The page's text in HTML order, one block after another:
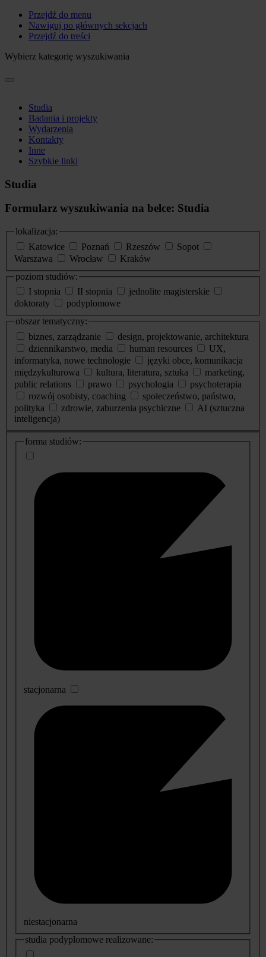
Przejdź do menu
Nawiguj po głównych sekcjach
Przejdź do treści
Wybierz kategorię wyszukiwania
Studia
Badania i projekty
Wydarzenia
Kontakty
Inne
Szybkie linki
Studia
Formularz wyszukiwania na belce: Studia
lokalizacja:
Katowice
Poznań Rzeszów
Sopot
Warszawa
Wrocław
Kraków
poziom studiów:
I stopnia
II stopnia
jednolite magisterskie
doktoraty
podyplomowe
obszar tematyczny:
biznes, zarządzanie
design, projektowanie, architektura
dziennikarstwo, media
human resources
UX,
informatyka, nowe technologie
języki obce, komunikacja
międzykulturowa
kultura, literatura, sztuka
marketing,
public relations
prawo psychologia
psychoterapia
rozwój osobisty, coaching
społeczeństwo, państwo,
polityka
zdrowie, zaburzenia psychiczne
AI (sztuczna
inteligencja)
dodatkowe
informacje
forma studiów:
stacjonarna
niestacjonarna
studia podyplomowe realizowane: